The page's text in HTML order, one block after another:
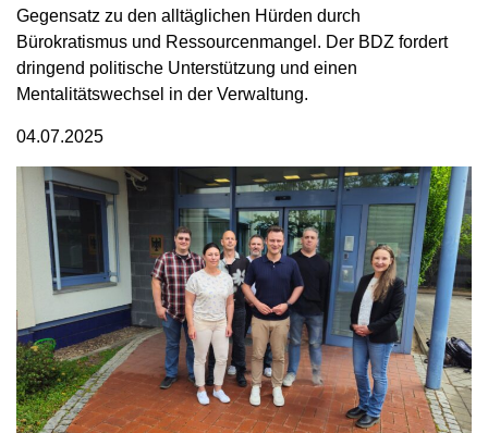
Gegensatz zu den alltäglichen Hürden durch
Bürokratismus und Ressourcenmangel. Der BDZ fordert
dringend politische Unterstützung und einen
Mentalitätswechsel in der Verwaltung.
04.07.2025